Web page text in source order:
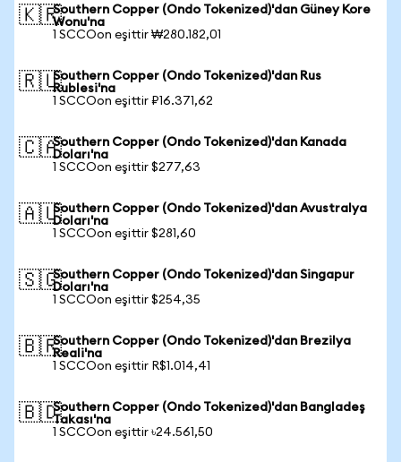
🇰🇷Southern Copper (Ondo Tokenized)'dan Güney Kore
Wonu'na
1 SCCOon eşittir ₩280.182,01
🇷🇺Southern Copper (Ondo Tokenized)'dan Rus
Rublesi'na
1 SCCOon eşittir ₽16.371,62
🇨🇦Southern Copper (Ondo Tokenized)'dan Kanada
Doları'na
1 SCCOon eşittir $277,63
🇦🇺Southern Copper (Ondo Tokenized)'dan Avustralya
Doları'na
1 SCCOon eşittir $281,60
🇸🇬Southern Copper (Ondo Tokenized)'dan Singapur
Doları'na
1 SCCOon eşittir $254,35
🇧🇷Southern Copper (Ondo Tokenized)'dan Brezilya
Reali'na
1 SCCOon eşittir R$1.014,41
🇧🇩Southern Copper (Ondo Tokenized)'dan Bangladeş
Takası'na
1 SCCOon eşittir ৳24.561,50